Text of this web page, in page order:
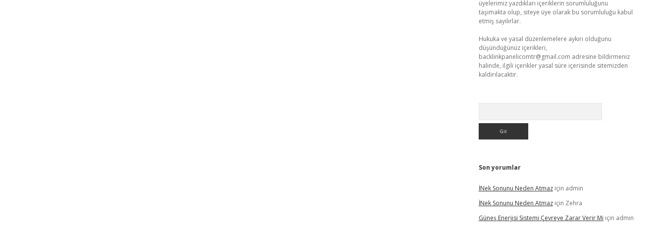
üyelerimiz yazdıkları içeriklerin sorumluluğunu
taşımakta olup, siteye üye olarak bu sorumluluğu kabul
etmiş sayılırlar.
Hukuka ve yasal düzenlemelere aykırı olduğunu
düşündüğünüz içerikleri,
backlinkpanelicomtr@gmail.com adresine bildirmeniz
halinde, ilgili içerikler yasal süre içerisinde sitemizden
kaldırılacaktır.
Son yorumlar
İNek Sonunu Neden Atmaziçin admin
İNek Sonunu Neden Atmaziçin Zehra
Güneş Enerjisi Sistemi Çevreye Zarar Verir Mi için admin